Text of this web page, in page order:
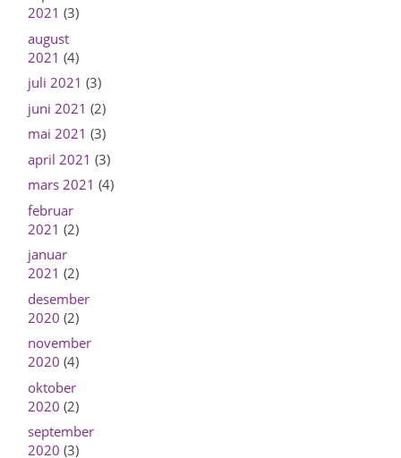
2021 (3)
august
2021 (4)
juli 2021 (3)
juni 2021 (2)
mai 2021 (3)
april 2021 (3)
mars 2021 (4)
februar
2021 (2)
januar
2021 (2)
desember
2020 (2)
november
2020 (4)
oktober
2020 (2)
september
2020 (3)